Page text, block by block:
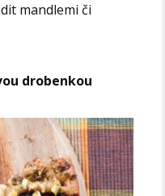
mandlemi či
drobenkou